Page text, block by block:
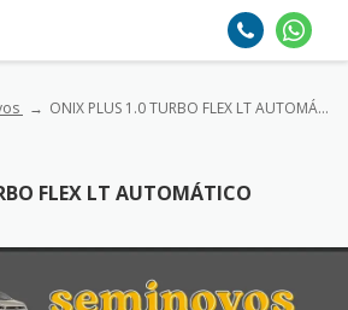
ONIX PLUS 1.0 TURBO FLEX LT AUTOMÁTICO
FLEX LT AUTOMÁTICO